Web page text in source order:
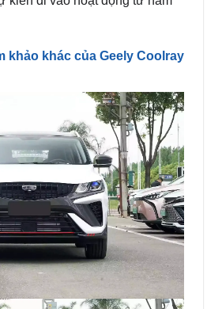
khảo khác của Geely Coolray